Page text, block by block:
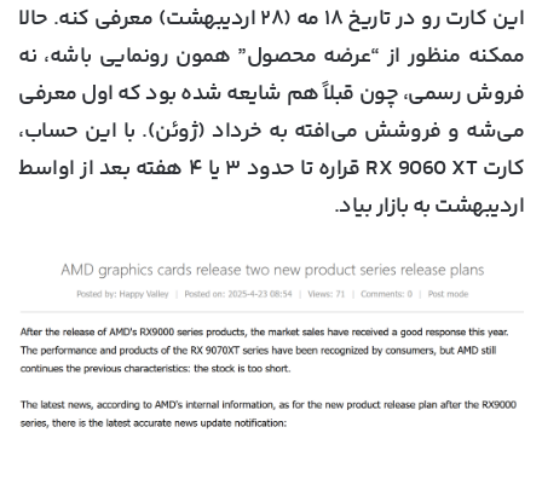
این کارت رو در تاریخ ۱۸ مه (۲۸ اردیبهشت)
معرفی کنه. حالا
ممکنه منظور از “عرضه محصول” همون رونمایی باشه، نه
فروش رسمی، چون قبلاً هم شایعه شده بود که اول معرفی
می‌شه و فروشش می‌افته به خرداد (ژوئن). با این حساب،
کارت RX 9060 XT قراره
تا حدود ۳ یا ۴ هفته بعد از اواسط
اردیبهشتبه بازار بیاد.